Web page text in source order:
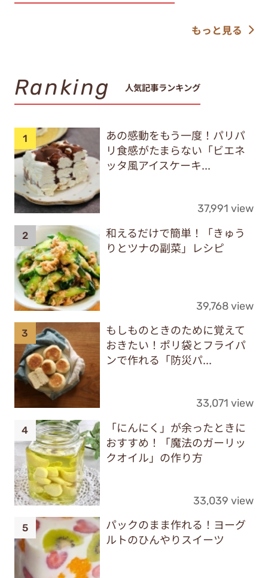
もっと見る
Ranking 人気記事ランキング
あの感動をもう一度！パリパ
リ食感がたまらない「ビエネ
ッタ風アイスケーキ...
37,991 view
和えるだけで簡単！「きゅう
りとツナの副菜」レシピ
39,768 view
もしものときのために覚えて
おきたい！ポリ袋とフライパ
ンで作れる「防災パ...
33,071 view
「にんにく」が余ったときに
おすすめ！「魔法のガーリッ
クオイル」の作り方
33,039 view
パックのまま作れる！ヨーグ
ルトのひんやりスイーツ